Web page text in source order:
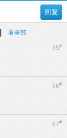
回复
看全部
65#
66#
67#